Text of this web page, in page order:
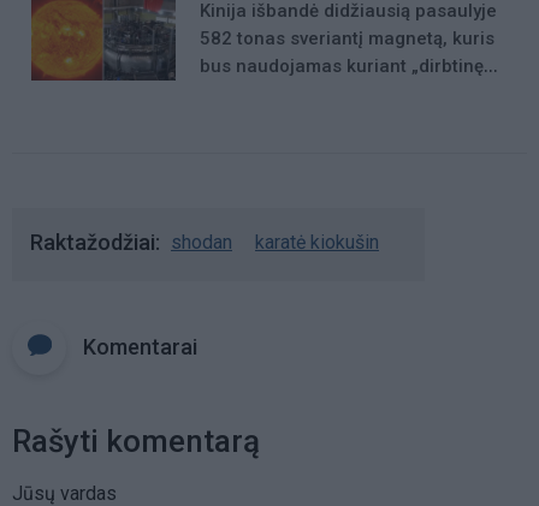
Kinija išbandė didžiausią pasaulyje
582 tonas sveriantį magnetą, kuris
bus naudojamas kuriant „dirbtinę
Raktažodžiai shodan karatė kiokušin
Komentarai
Rašyti komentarą
Jūsų vardas